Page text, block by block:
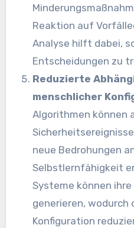
Reaktion auf Vorfälle
Analyse hilft dabei,
Entscheidungen zu
Reduzierte
menschlicher
Algorithmen können
neue Bedrohungen
Selbstlernfähigkeit
Systeme können
generieren, wodurch
Konfiguration